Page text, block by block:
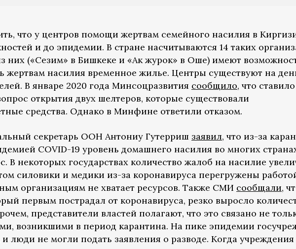
что у центров помощи жертвам семейного насилия в
и до эпидемии. В стране насчитываются 14 таких
них («Сезим» в Бишкеке и «Ак журок» в Оше) имеют
жертвам насилия временное жилье. Центры существуют на
В январе 2020 года Минсоцразвития сообщило, что
открытия двух шелтеров, которые существовали
средства. Однако в Минфине ответили отказом.
секретарь ООН Антониу Гутерриш заявил, что из-за
COVID-19 уровень домашнего насилия во многих
В некоторых государствах количество жалоб на насилие
силовики и медики из-за коронавируса перегружены
организациям не хватает ресурсов. Также СМИ сообщали,
первым пострадал от коронавируса, резко выросло
представители властей полагают, что это связано не
возникшими в период карантина. На пике эпидемии
и люди не могли подать заявления о разводе. Когда учреждения